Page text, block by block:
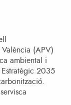
València (APV)
ambiental i
2035